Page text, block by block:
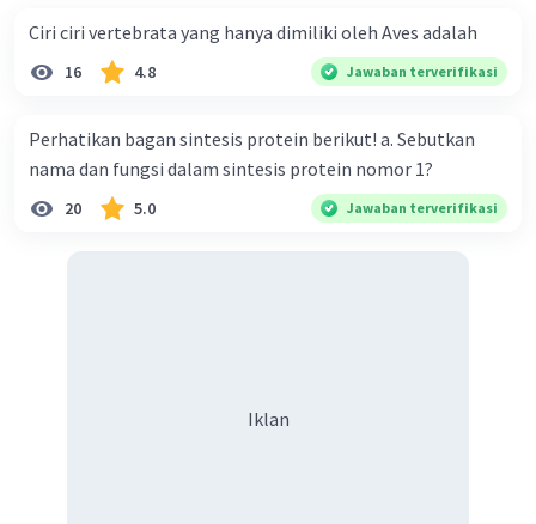
Kesimpulan:
Dari pilihan yang diberikan, jawaban yang paling tepat
adalah B. O2 bukan merupakan oksidan dalam proses
Beri Rating·0.0 (0) Balas
Ciri ciri vertebrata yang hanya dimiliki oleh Aves adalah
16 4.8 Jawaban terverifikasi
Perhatikan bagan sintesis protein berikut! a. Sebutkan
nama dan fungsi dalam sintesis protein nomor 1?
20 5.0 Jawaban terverifikasi
Iklan